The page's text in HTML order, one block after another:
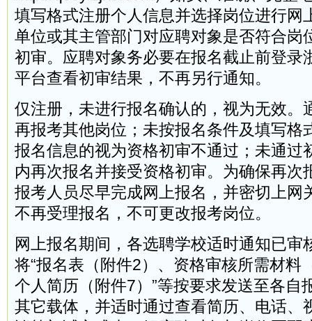
填写格式注册个人信息并选择岗位进行网
单位或其主管部门对应聘对象是否符合岗
初审。应聘对象务必要在报名截止前登录
平台查看初审结果，不再另行通知。
仅注册，未进行报名确认的，视为无效。
再报考其他岗位；未按报名条件及填写格
报名信息的视为资格初审不通过；未通过
内再次报名并接受资格初审。为确保再次
报考人员尽早完成网上报名，并密切上网
不再受理报名，不可更改报考岗位。
网上报名期间，各选聘学校适时通知已审
将“报名表（附件2）、资格审核所需材料
个人简历（附件7）”等按要求发送至各自
其它载体，并适时通过查看简历、电话、